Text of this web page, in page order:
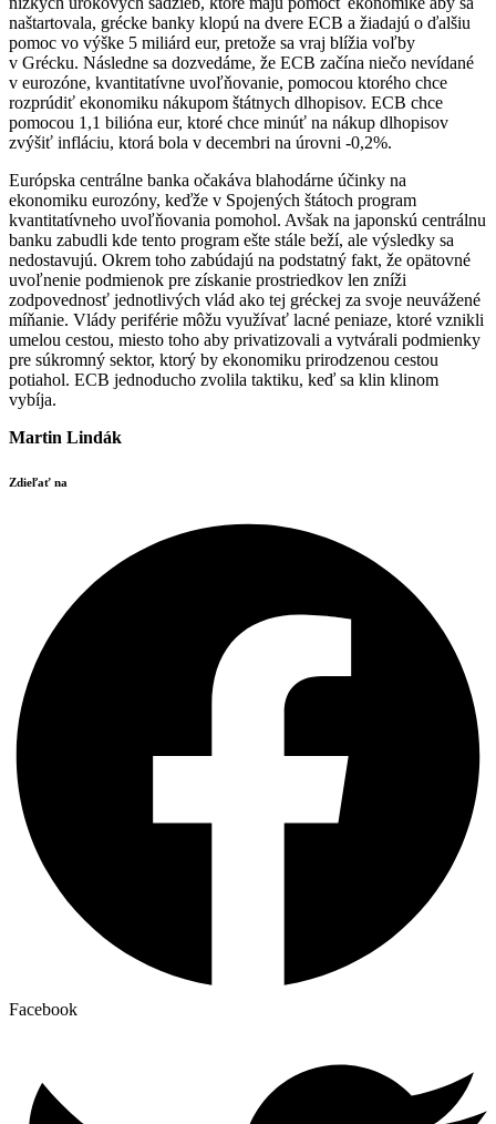
naštartovala, grécke banky klopú na dvere ECB a žiadajú o ďalšiu
pomoc vo výške 5 miliárd eur, pretože sa vraj blížia voľby
v Grécku. Následne sa dozvedáme, že ECB začína niečo nevídané
v eurozóne, kvantitatívne uvoľňovanie, pomocou ktorého chce
rozprúdiť ekonomiku nákupom štátnych dlhopisov. ECB chce
pomocou 1,1 bilióna eur, ktoré chce minúť na nákup dlhopisov
zvýšiť infláciu, ktorá bola v decembri na úrovni -0,2%.
Európska centrálne banka očakáva blahodárne účinky na
ekonomiku eurozóny, keďže v Spojených štátoch program
kvantitatívneho uvoľňovania pomohol. Avšak na japonskú centrálnu
banku zabudli kde tento program ešte stále beží, ale výsledky sa
nedostavujú. Okrem toho zabúdajú na podstatný fakt, že opätovné
uvoľnenie podmienok pre získanie prostriedkov len zníži
zodpovednosť jednotlivých vlád ako tej gréckej za svoje neuvážené
míňanie. Vlády periférie môžu využívať lacné peniaze, ktoré vznikli
umelou cestou, miesto toho aby privatizovali a vytvárali podmienky
pre súkromný sektor, ktorý by ekonomiku prirodzenou cestou
potiahol. ECB jednoducho zvolila taktiku, keď sa klin klinom
vybíja.
Martin Lindák
Zdieľať na
Facebook